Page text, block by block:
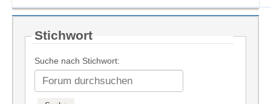
Stichwort
Suche nach Stichwort: